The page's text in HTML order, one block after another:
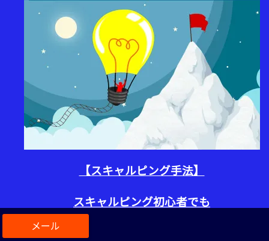
【スキャルピング手法】
スキャルピング初心者でも